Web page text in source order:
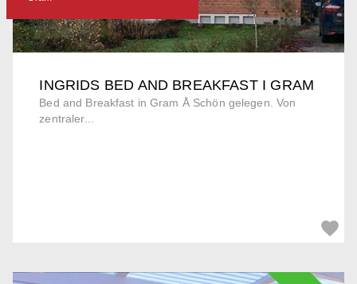
INGRIDS BED AND BREAKFAST I GRAM
Bed and Breakfast in Gram Å Schön gelegen. Von
zentraler...